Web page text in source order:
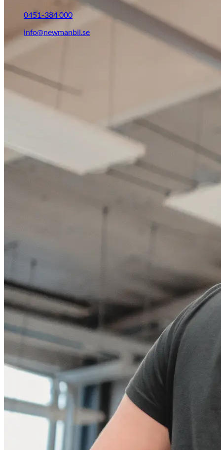
0451-384 000
info@newmanbil.se